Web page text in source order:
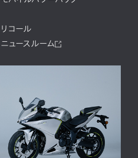
リコール
ニュースルーム